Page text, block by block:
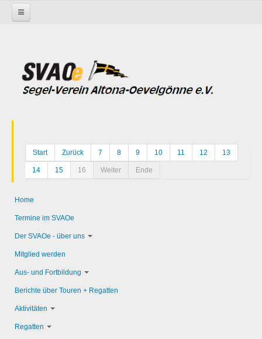
Start Zurück 7 8 9 10 11 12 13
14 15 16 Weiter Ende
Home
Termine im SVAOe
Der SVAOe - über uns
Mitglied werden
Aus- und Fortbildung
Berichte über Touren + Regatten
Aktivitäten
Regatten